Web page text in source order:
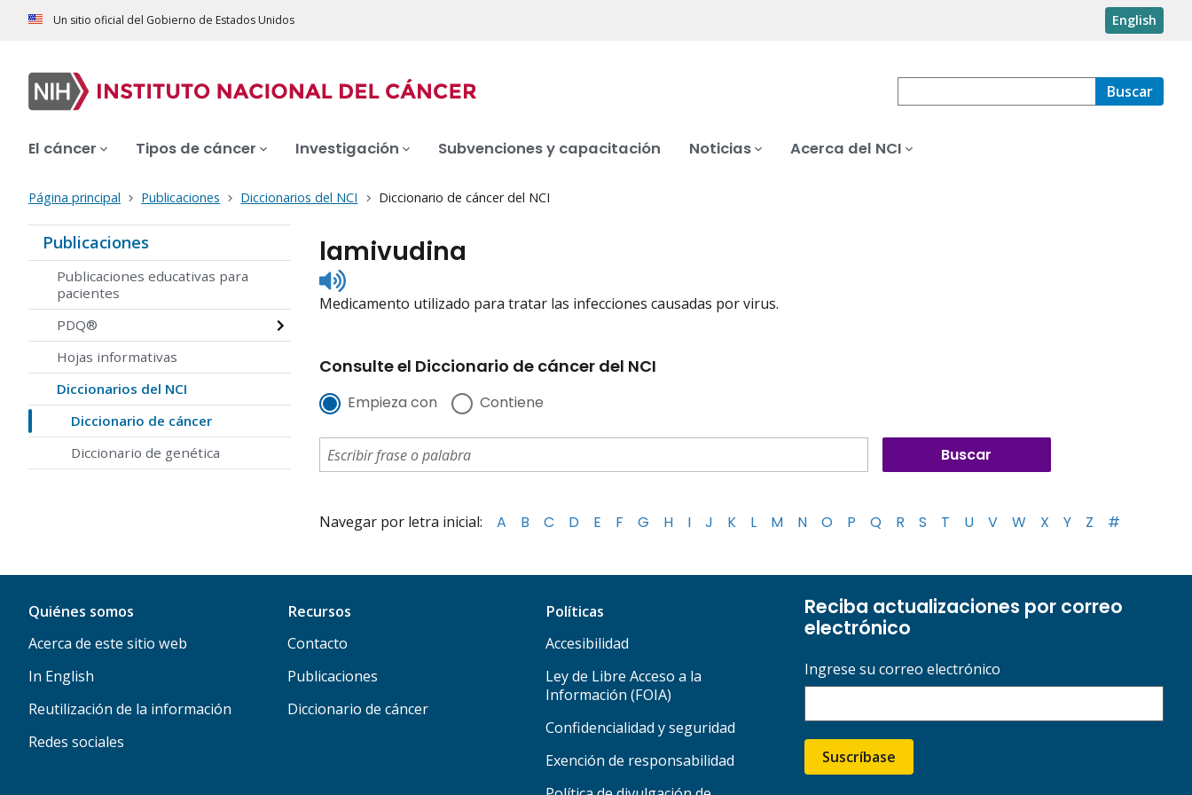
Un sitio oficial del Gobierno de Estados Unidos English
Buscar
El cáncer Tipos de cáncer Investigación Subvenciones y capacitación Noticias Acerca del NCI
Página principal Publicaciones Diccionarios del NCI Diccionario de cáncer del NCI
Publicaciones
Publicaciones educativas para
pacientes
PDQ®
Hojas informativas
Diccionarios del NCI
Diccionario de cáncer
Diccionario de genética
lamivudina
Listen
to
pronunciation
Medicamento utilizado para tratar las infecciones causadas por virus.
Consulte el Diccionario de cáncer del NCI
Empieza con Contiene
Navegar por letra inicial: A B C D E F G H I J K L M N O P Q R S T U V W X Y Z #
Quiénes somos
Acerca de este sitio web
In English
Reutilización de la información
Redes sociales
Recursos
Contacto
Publicaciones
Diccionario de cáncer
Políticas
Accesibilidad
Ley de Libre Acceso a la
Información (FOIA)
Confidencialidad y seguridad
Exención de responsabilidad
Reciba actualizaciones por correo
electrónico
Ingrese su correo electrónico
Suscríbase